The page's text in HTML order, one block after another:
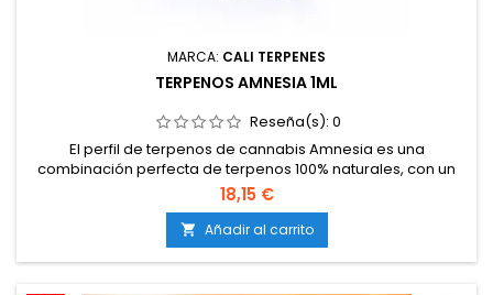
MARCA: CALI TERPENES
TERPENOS AMNESIA 1ML
Reseña(s): 0
El perfil de terpenos de cannabis Amnesia es una
combinación perfecta de terpenos 100% naturales, con un
perfil de terpenos exacto al de la extracción de terpenos de
la famosa variedad Amnesia, que por tantos años lleva
triunfando en los coffeshops holandeses.
18,15 €
 Añadir al carrito